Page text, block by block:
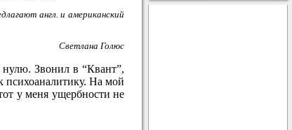
англ. и американский
Светлана Голюс
нулю. Звонил в “Квант”,
психоаналитику. На мой
у меня ущербности не